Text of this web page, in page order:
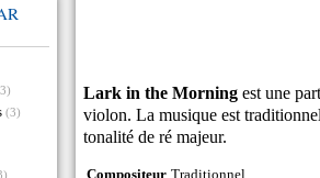
(3)
Lark in the Morning est une
violon. La musique est
tonalité de ré majeur.
Compositeur Traditionnel